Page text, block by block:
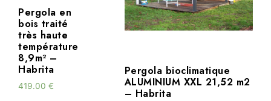
Pergola en
bois traité
très haute
température
8,9m² –
Habrita
419.00 €
Pergola bioclimatique
ALUMINIUM XXL 21,52 m2
– Habrita